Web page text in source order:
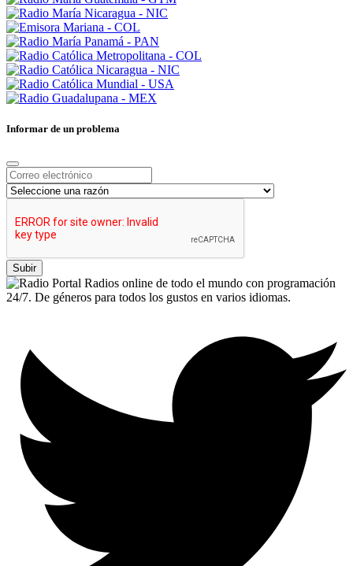
Informar de un problema
Subir
Radios online de todo el mundo con programación
24/7. De géneros para todos los gustos en varios idiomas.